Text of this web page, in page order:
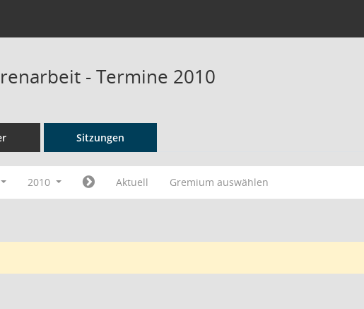
- Termine 2010
Sitzungen
2010 Aktuell Gremium auswählen